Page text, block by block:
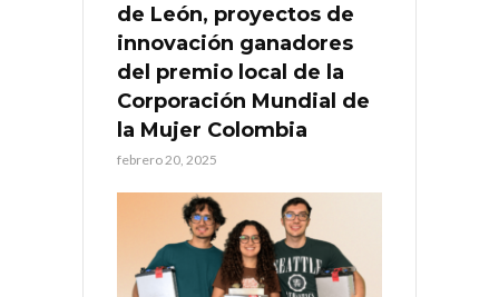
de León, proyectos de
innovación ganadores
del premio local de la
Corporación Mundial de
la Mujer Colombia
febrero 20, 2025